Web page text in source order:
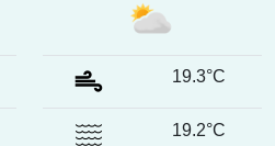
19.3°C
19.2°C